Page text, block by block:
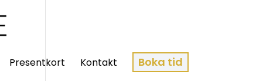
Presentkort Kontakt Boka tid